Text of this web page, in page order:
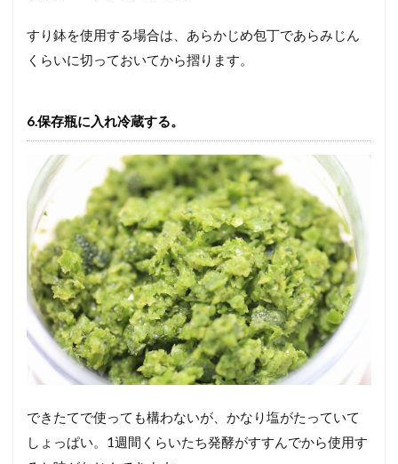
すり鉢を使用する場合は、あらかじめ包丁であらみじん
くらいに切っておいてから摺ります。
6.保存瓶に入れ冷蔵する。
できたてで使っても構わないが、かなり塩がたっていて
しょっぱい。1週間くらいたち発酵がすすんでから使用す